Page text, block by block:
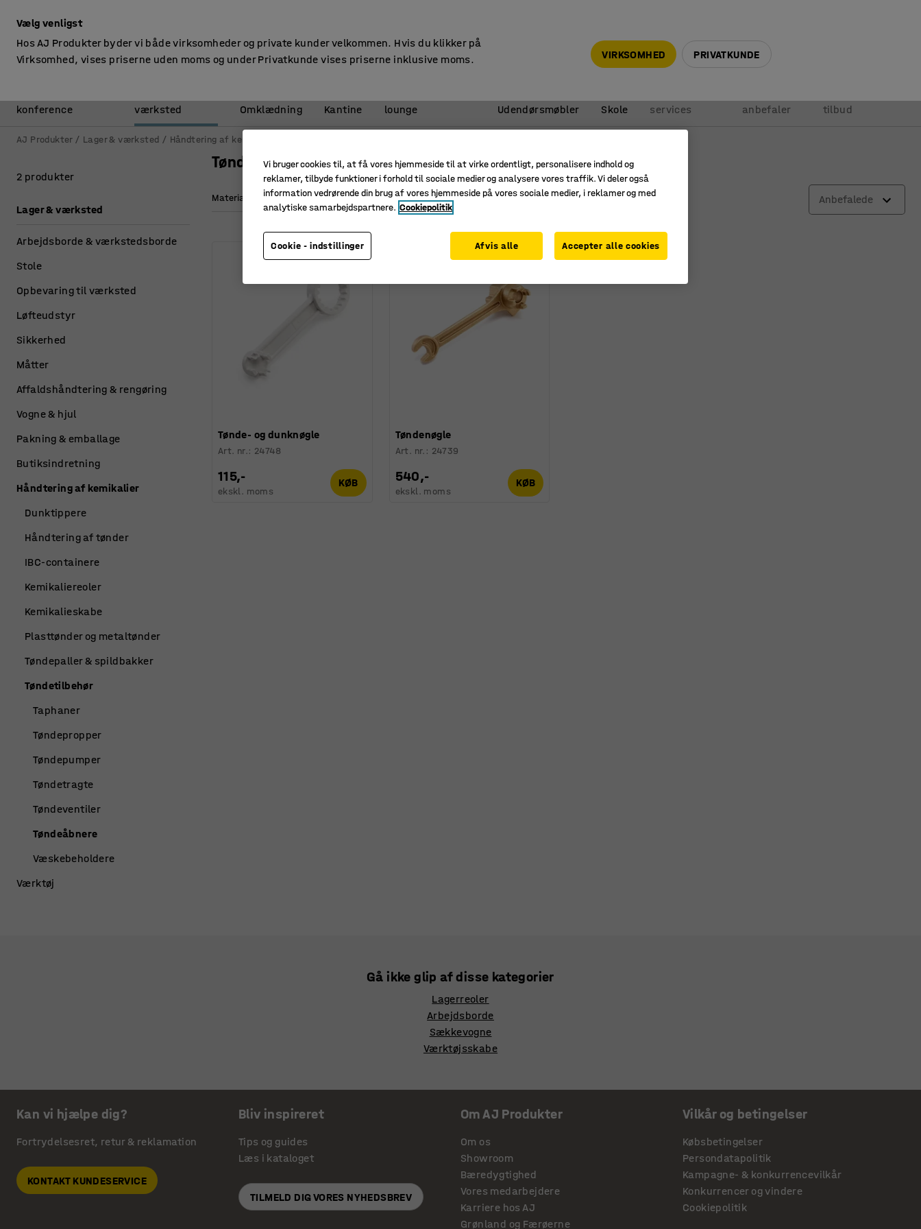
konference
værksted
Omklædning Kantine
lounge
Udendørsmøbler Skole
services
anbefaler
tilbud
AJ Produkter Lager & værksted Håndtering af kemikalier
Tøndeåbnere
Materiale Anbefalede
Tønde- og dunknøgle
Art. nr.: 24748
115,-
ekskl. moms
KØB
Tøndenøgle
Art. nr. : 24739
540,-
ekskl. moms
KØB
2 produkter
Lager & værksted
Arbejdsborde & værkstedsborde
Stole
Opbevaring til værksted
Løfteudstyr
Sikkerhed
Måtter
Affaldshåndtering & rengøring
Vogne & hjul
Pakning & emballage
Butiksindretning
Håndtering af kemikalier
Dunktippere
Håndtering af tønder
IBC-containere
Kemikaliereoler
Kemikalieskabe
Plasttønder og metaltønder
Tøndepaller & spildbakker
Tøndetilbehør
Taphaner
Tøndepropper
Tøndepumper
Tøndetragte
Tøndeventiler
Tøndeåbnere
Væskebeholdere
Værktøj
Gå ikke glip af disse kategorier
Lagerreoler
Arbejdsborde
Sækkevogne
Værktøjsskabe
Kan vi hjælpe dig?
Fortrydelsesret, retur & reklamation
KONTAKT KUNDESERVICE
Bliv inspireret
Tips og guides
Læs i kataloget
TILMELD DIG VORES NYHEDSBREV
Om AJ Produkter
Om os
Showroom
Bæredygtighed
Vores medarbejdere
Karriere hos AJ
Grønland og Færøerne
Vilkår og betingelser
Købsbetingelser
Persondatapolitik
Kampagne- & konkurrencevilkår
Konkurrencer og vindere
Cookiepolitik
Vælg venligst
Hos AJ Produkter byder vi både virksomheder og private kunder velkommen. Hvis du klikker på
Virksomhed, vises priserne uden moms og under Privatkunde vises priserne inklusive moms.
VIRKSOMHED PRIVATKUNDE
Vi bruger cookies til, at få vores hjemmeside til at virke ordentligt, personalisere indhold og
reklamer, tilbyde funktioner i forhold til sociale medier og analysere vores traffik. Vi deler også
information vedrørende din brug af vores hjemmeside på vores sociale medier, i reklamer og med
analytiske samarbejdspartnere. Cookiepolitik
Cookie - indstillinger Afvis alle Accepter alle cookies